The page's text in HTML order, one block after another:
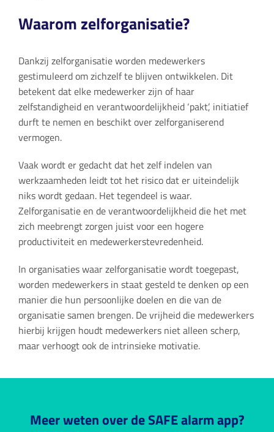
Waarom zelforganisatie?
Dankzij zelforganisatie worden medewerkers
gestimuleerd om zichzelf te blijven ontwikkelen. Dit
betekent dat elke medewerker zijn of haar
zelfstandigheid en verantwoordelijkheid ‘pakt’, initiatief
durft te nemen en beschikt over zelforganiserend
vermogen.
Vaak wordt er gedacht dat het zelf indelen van
werkzaamheden leidt tot het risico dat er uiteindelijk
niks wordt gedaan. Het tegendeel is waar.
Zelforganisatie en de verantwoordelijkheid die het met
zich meebrengt zorgen juist voor een hogere
productiviteit en medewerkerstevredenheid.
In organisaties waar zelforganisatie wordt toegepast,
worden medewerkers in staat gesteld te denken op een
manier die hun persoonlijke doelen en die van de
organisatie samen brengen. De vrijheid die medewerkers
hierbij krijgen houdt medewerkers niet alleen scherp,
maar verhoogt ook de intrinsieke motivatie.
Meer weten over de SAFE alarm app?